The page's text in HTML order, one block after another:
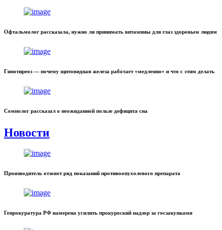
Офтальмолог рассказала, нужно ли принимать витамины для глаз здоровым людям
Гипотиреоз — почему щитовидная железа работает «медленно» и что с этим делать
Сомнолог рассказал о неожиданной пользе дефицита сна
Новости
Производитель отзовет ряд показаний противоопухолевого препарата
Гепрокуратура РФ намерена усилить прокуроский надзор за госзакупками